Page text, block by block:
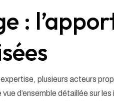
:
plusieurs acteurs
vue d’ensemble détaillée sur